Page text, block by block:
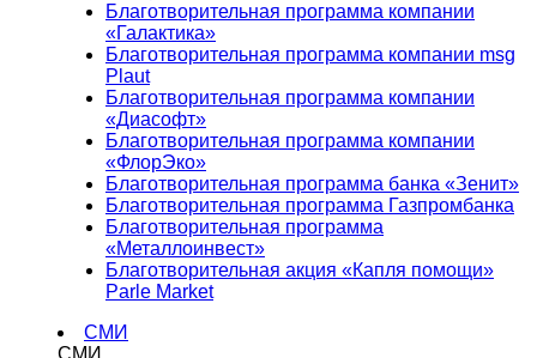
Благотворительная программа компании
«Галактика»
Благотворительная программа компании msg
Plaut
Благотворительная программа компании
«Диасофт»
Благотворительная программа компании
«ФлорЭко»
Благотворительная программа банка «Зенит»
Благотворительная программа Газпромбанка
Благотворительная программа
«Металлоинвест»
Благотворительная акция «Капля помощи»
Parle Market
СМИ
СМИ